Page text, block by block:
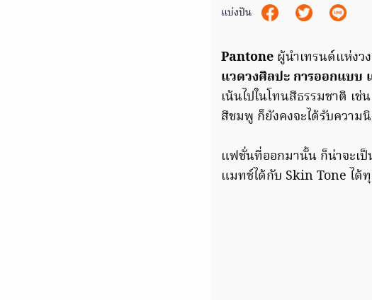
แบ่งปัน
Pantone ผู้นำเทรนด์แห่งว
แวดวงศิลปะ การออกแบ
เน้นไปในโทนสีธรรมชาติ เช่น
สีชมพู ก็ยังคงจะได้รับความ
แฟชั่นที่ออกมานั้น ก็น่าจะเ
แมทช์ได้กับ Skin Tone ได้